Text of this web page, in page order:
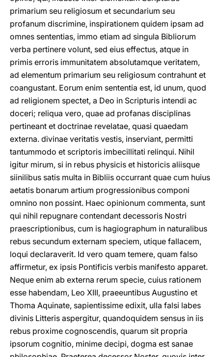
primarium seu religiosum et secundarium seu
profanum discrimine, inspirationem quidem ipsam ad
omnes sententias, immo etiam ad singula Bibliorum
verba pertinere volunt, sed eius effectus, atque in
primis erroris immunitatem absolutamque veritatem,
ad elementum primarium seu religiosum contrahunt et
coangustant. Eorum enim sententia est, id unum, quod
ad religionem spectet, a Deo in Scripturis intendi ac
doceri; reliqua vero, quae ad profanas disciplinas
pertineant et doctrinae revelatae, quasi quaedam
externa. divinae veritatis vestis, inserviant, permitti
tantummodo et scriptoris imbecillitati relinqui. Nihil
igitur mirum, si in rebus physicis et historicis aliisque
siinilibus satis multa in Bibliis occurrant quae cum huius
aetatis bonarum artium progressionibus componi
omnino non possint. Haec opinionum commenta, sunt
qui nihil repugnare contendant decessoris Nostri
praescriptionibus, cum is hagiographum in naturalibus
rebus secundum externam speciem, utique fallacem,
loqui declaraverit. Id vero quam temere, quam falso
affirmetur, ex ipsis Pontificis verbis manifesto apparet.
Neque enim ab externa rerum specie, cuius rationem
esse habendam, Leo XIII, praeeuntibus Augustino et
Thoma Aquinate, sapientissime edixit, ulla falsi labes
divinis Litteris aspergitur, quandoquidem sensus in iis
rebus proxime cognoscendis, quarum sit propria
ipsorum cognitio, minime decipi, dogma est sanae